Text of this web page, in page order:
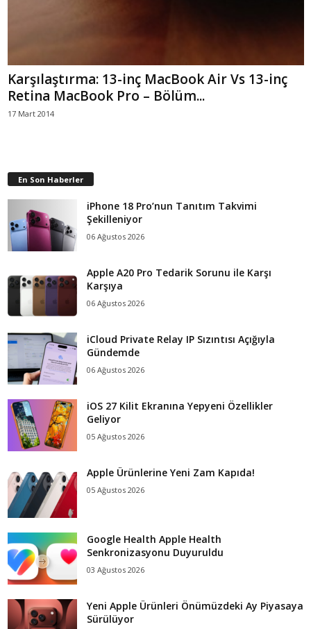
Karşılaştırma: 13-inç MacBook Air Vs 13-inç
Retina MacBook Pro – Bölüm...
17 Mart 2014
En Son Haberler
iPhone 18 Pro’nun Tanıtım Takvimi
Şekilleniyor
06 Ağustos 2026
Apple A20 Pro Tedarik Sorunu ile Karşı
Karşıya
06 Ağustos 2026
iCloud Private Relay IP Sızıntısı Açığıyla
Gündemde
06 Ağustos 2026
iOS 27 Kilit Ekranına Yepyeni Özellikler
Geliyor
05 Ağustos 2026
Apple Ürünlerine Yeni Zam Kapıda!
05 Ağustos 2026
Google Health Apple Health
Senkronizasyonu Duyuruldu
03 Ağustos 2026
Yeni Apple Ürünleri Önümüzdeki Ay Piyasaya
Sürülüyor